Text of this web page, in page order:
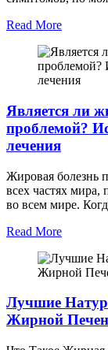
Read More
Является ли
проблемой?
лечения
Жировая болезнь
всех частях мира,
во всем мире.
Read More
Лучшие
Жирной